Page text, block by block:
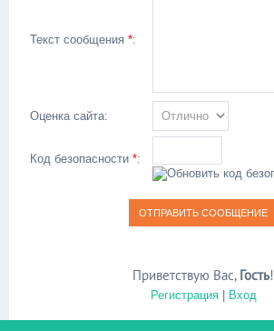
Текст сообщения *:
Оценка сайта:
Код безопасности *:
Приветствую Вас, Гость!
Регистрация| Вход